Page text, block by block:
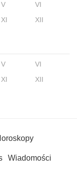
V
VI
XI XII
V
VI
XI XII
Wiadomości